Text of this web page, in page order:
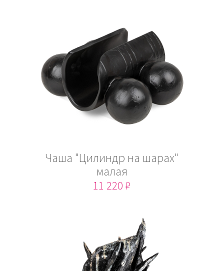
Чаша "Цилиндр на шарах"
малая
11 220 ₽